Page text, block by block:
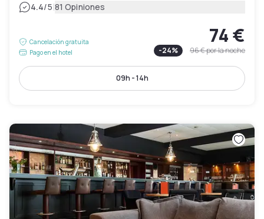
4.4/5|81 Opiniones
Cancelación gratuita
Pago en el hotel
74 €
-24% 96 €por la noche
09h - 14h